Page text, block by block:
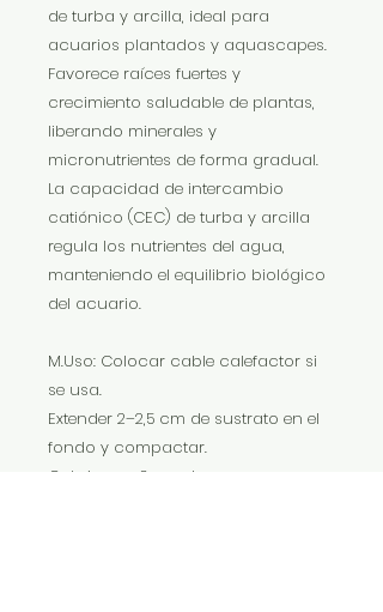
de turba y arcilla, ideal para
acuarios plantados y aquascapes.
Favorece raíces fuertes y
crecimiento saludable de plantas,
liberando minerales y
micronutrientes de forma gradual.
La capacidad de intercambio
catiónico (CEC) de turba y arcilla
regula los nutrientes del agua,
manteniendo el equilibrio biológico
del acuario.
M.Uso: Colocar cable calefactor si
se usa.
Extender 2–2,5 cm de sustrato en el
fondo y compactar.
Cubrir con 3 cm de grava o arena.